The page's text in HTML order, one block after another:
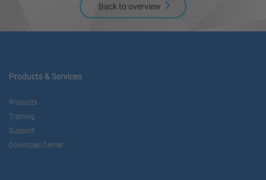
Back to overview
Products & Services
Products
Training
Support
Download Center